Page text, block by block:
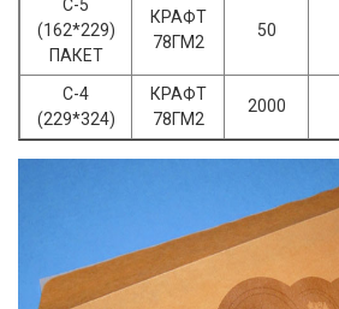
С-5
(162*229)
ПАКЕТ
КРАФТ
78ГМ2
50
С-4
(229*324)
КРАФТ
78ГМ2
2000